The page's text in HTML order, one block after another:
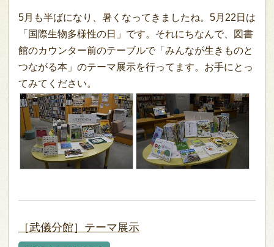
5月も半ばになり、暑くなってきましたね。5月22日は
「国際生物多様性の日」です。それにちなんで、図書
館のカウンター前のテーブルで「みんなが生きものと
つながる本」のテーマ展示を行ってます。お手にとっ
てみてください。
［武儀分館］テーマ展示